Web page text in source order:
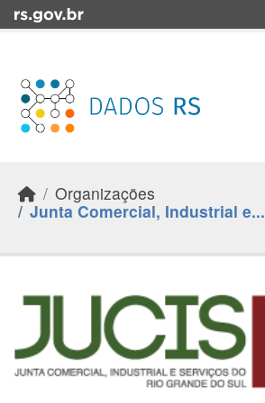
Skip to main content
Organizações
Junta Comercial, Industrial e...